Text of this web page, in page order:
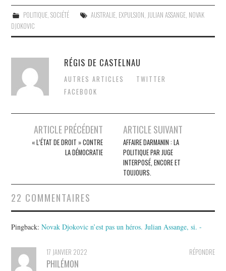
POLITIQUE, SOCIÉTÉ AUSTRALIE, EXPULSION, JULIAN ASSANGE, NOVAK
DJOKOVIC
RÉGIS DE CASTELNAU
AUTRES ARTICLES
TWITTER
FACEBOOK
navigation
ARTICLE PRÉCÉDENT
« L’ÉTAT DE DROIT » CONTRE
LA DÉMOCRATIE
ARTICLE SUIVANT
AFFAIRE DARMANIN : LA
POLITIQUE PAR JUGE
INTERPOSÉ, ENCORE ET
TOUJOURS.
22 COMMENTAIRES
Pingback:Novak Djokovic n’est pas un héros. Julian Assange, si. -
RÉPONDRE
17 JANVIER 2022
PHILÉMON